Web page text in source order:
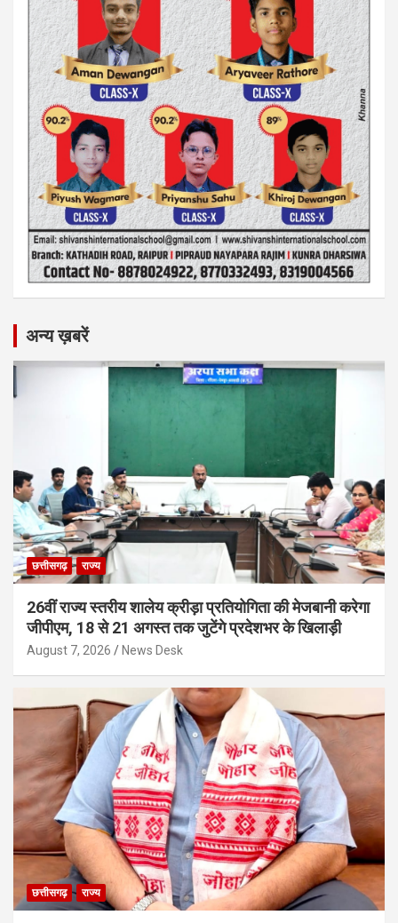
अन्य ख़बरें
छत्तीसगढ़ राज्य
26वीं राज्य स्तरीय शालेय क्रीड़ा प्रतियोगिता की मेजबानी करेगा
जीपीएम, 18 से 21 अगस्त तक जुटेंगे प्रदेशभर के खिलाड़ी
August 7, 2026 News Desk
छत्तीसगढ़ राज्य